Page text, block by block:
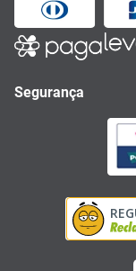
Segurança